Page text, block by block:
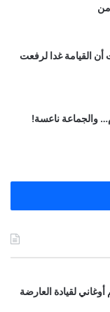
القيامة غدا لرفعت
والجماعة ناعسة!
لقيادة العارضة